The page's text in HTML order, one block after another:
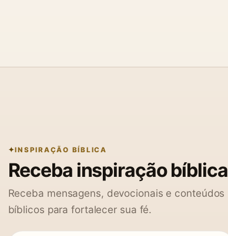
INSPIRAÇÃO BÍBLICA
Receba inspiração bíblica
Receba mensagens, devocionais e conteúdos
bíblicos para fortalecer sua fé.